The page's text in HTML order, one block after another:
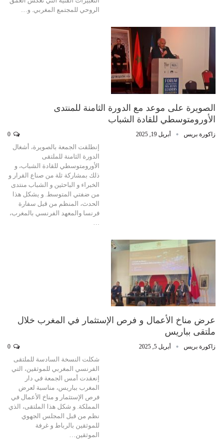
الروحي للمجتمع المغربي. و…
الصويرة على موعد مع الدورة الثامنة للمنتدى
الأورومتوسطي للقادة الشباب
زاكورة بريس أبريل 19, 2025
إنطلقت الجمعة بالصويرة، أشغال
الدورة الثامنة للملتقى
الأورومتوسطي للقادة الشباب، و
ذلك بمشاركة ثلة من صناع القرار و
الخبراء و الباحثين و الشباب منتدى
من ضفتي المتوسط. و يشكل هذا
الحدث، المنظم من قبل سفارة
فرنسا والمعهد الفرنسي بالمغرب،
عرض مناخ الأعمال و فرص الإستثمار في المغرب خلال
ملتقى بباريس
زاكورة بريس أبريل 5, 2025
شكلت النسخة السادسة للملتقى
الفرنسي المغربي للموثقين، التي
إنعقدت أمس الجمعة في دار
المغرب بباريس، مناسبة لعرض
فرص الإستثمار و مناخ الأعمال في
المملكة. و شكل هذا الملتقى، الذي
نظم من قبل المجلس الجهوي
للموثقين بالرباط و غرفة
الموثقين…